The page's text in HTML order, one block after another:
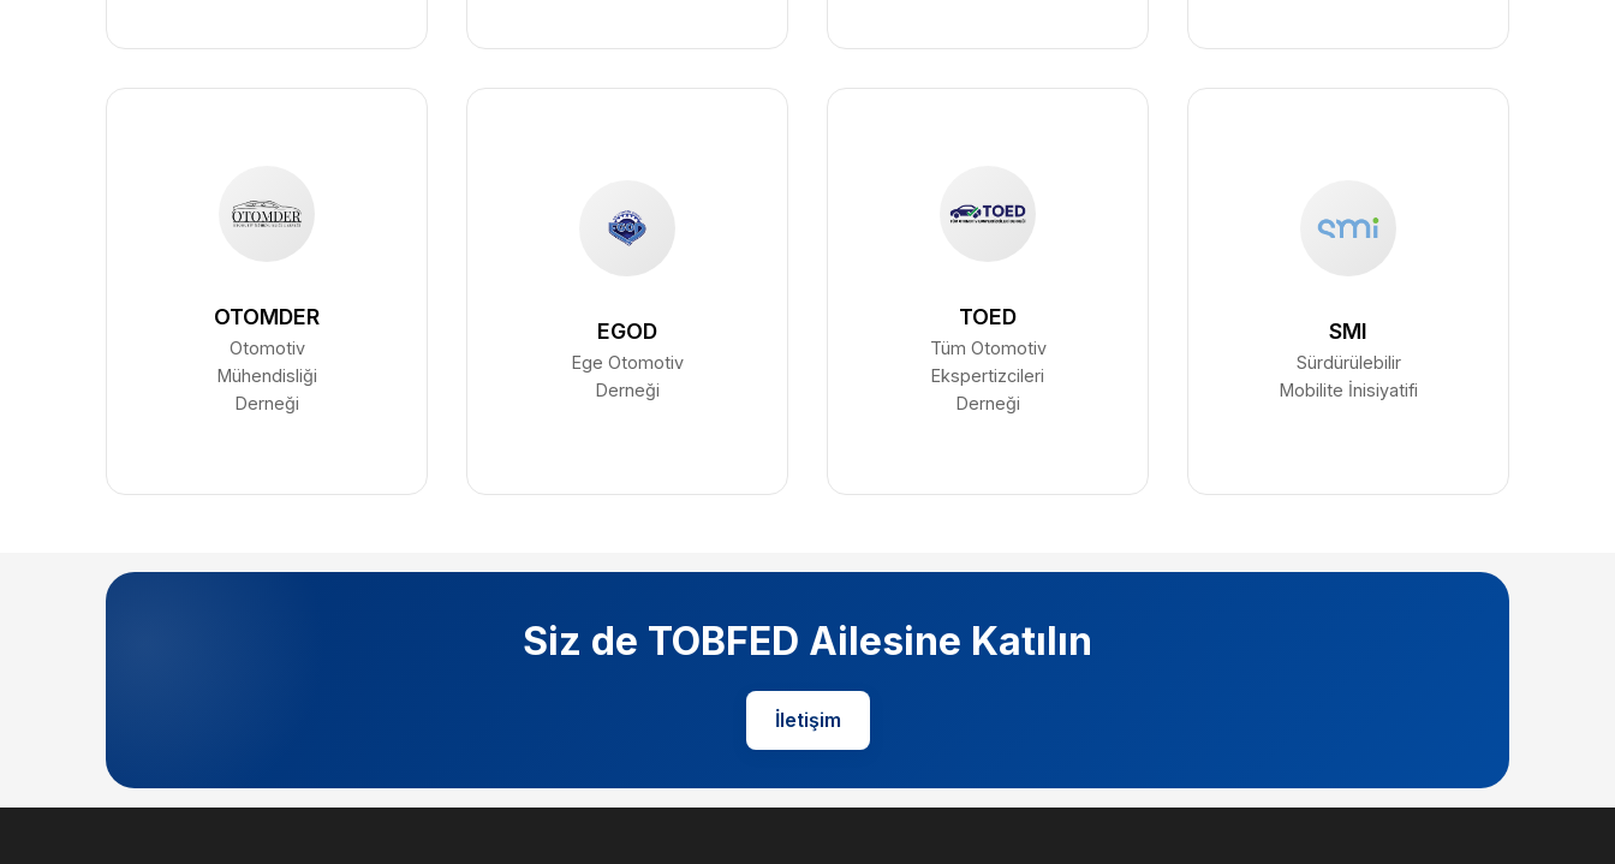
OTOMDER
Otomotiv
Mühendisliği
Derneği
EGOD
Ege Otomotiv
Derneği
TOED
Tüm Otomotiv
Ekspertizcileri
Derneği
SMI
Sürdürülebilir
Mobilite İnisiyatifi
Siz de TOBFED Ailesine Katılın
İletişim